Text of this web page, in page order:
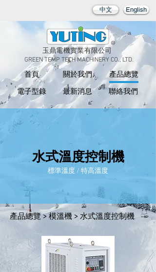
中文 English
玉鼎電機實業有限公司
GREEN TEMP TECH MACHINERY CO., LTD.
首頁
電子型錄
關於我們
最新消息
產品總覽
聯絡我們
水式溫度控制機
標準溫度 / 特高溫度
產品總覽>模溫機 > 水式溫度控制機